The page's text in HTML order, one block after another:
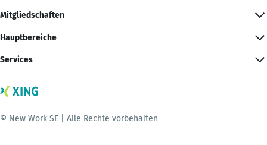
Mitgliedschaften
Hauptbereiche
Services
© New Work SE | Alle Rechte vorbehalten